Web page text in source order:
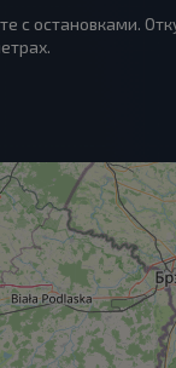
с остановками.